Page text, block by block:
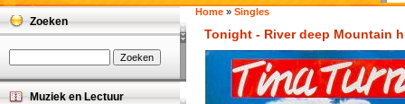
Home » Singles
Tonight - River deep Mountain
Zoeken
Muziek en Lectuur